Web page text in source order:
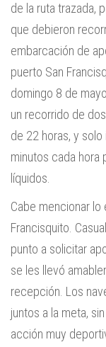
de la ruta trazada,
que debieron
embarcación de
puerto San
domingo 8 de
un recorrido de
de 22 horas, y
minutos cada hora
líquidos.
Cabe mencionar
Francisquito.
punto a solicitar
se les llevó
recepción. Los
juntos a la meta,
acción muy